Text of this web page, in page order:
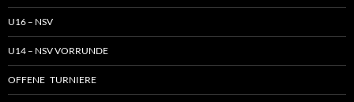
U16 – NSV
U14 – NSV VORRUNDE
OFFENE TURNIERE